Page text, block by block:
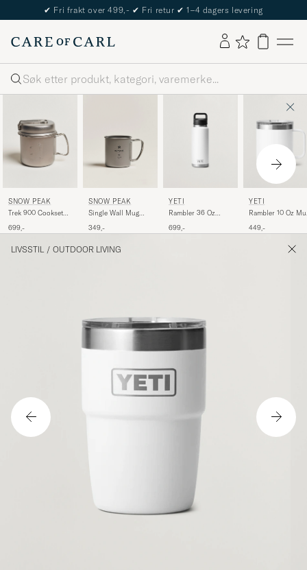
✔ Fri frakt over 499,- ✔ Fri retur ✔ 1–4 dagers levering
Søk
SNOW PEAK
Trek 900 Cookset
699,-
SNOW PEAK
Single Wall Mug
349,-
YETI
Rambler 36 Oz
699,-
YETI
Rambler 10 Oz
449,-
LIVSSTIL / OUTDOOR LIVING